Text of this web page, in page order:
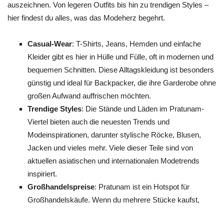
auszeichnen. Von legeren Outfits bis hin zu trendigen Styles –
hier findest du alles, was das Modeherz begehrt.
Casual-Wear: T-Shirts, Jeans, Hemden und einfache
Kleider gibt es hier in Hülle und Fülle, oft in modernen und
bequemen Schnitten. Diese Alltagskleidung ist besonders
günstig und ideal für Backpacker, die ihre Garderobe ohne
großen Aufwand auffrischen möchten.
Trendige Styles: Die Stände und Läden im Pratunam-
Viertel bieten auch die neuesten Trends und
Modeinspirationen, darunter stylische Röcke, Blusen,
Jacken und vieles mehr. Viele dieser Teile sind von
aktuellen asiatischen und internationalen Modetrends
inspiriert.
Großhandelspreise: Pratunam ist ein Hotspot für
Großhandelskäufe. Wenn du mehrere Stücke kaufst,